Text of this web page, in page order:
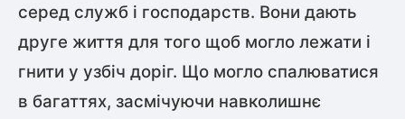
серед служб і господарств. Вони дають
друге життя для того щоб могло лежати і
гнити у узбіч доріг. Що могло спалюватися
в багаттях, засмічуючи навколишнє